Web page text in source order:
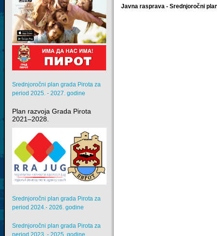
Javna rasprava - Srednjoročni
Srednjoročni plan grada Pirota za
period 2025. - 2027. godine
Plan razvoja Grada Pirota
2021–2028.
Srednjoročni plan grada Pirota za
period 2024.- 2026. godine
Srednjoročni plan grada Pirota za
period 2023. - 2025. godine